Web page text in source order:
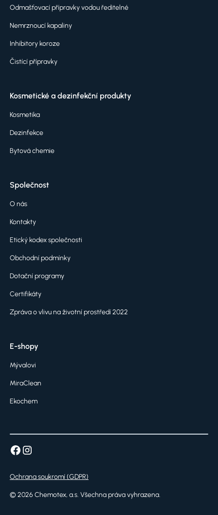
Odmašťovací přípravky vodou ředitelné
Nemrznoucí kapaliny
Inhibitory koroze
Čistící přípravky
Kosmetické a dezinfekční produkty
Kosmetika
Dezinfekce
Bytová chemie
Společnost
O nás
Kontakty
Etický kodex společnosti
Obchodní podmínky
Dotační programy
Certifikáty
Zpráva o vlivu na životní prostředí 2022
E-shopy
Mývalovi
MiraClean
Ekochem
© 2026 Chemotex, a.s. Všechna práva vyhrazena.
Ochrana soukromí (GDPR)